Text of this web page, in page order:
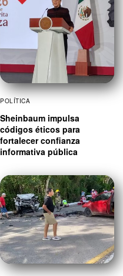
POLÍTICA
Sheinbaum impulsa
códigos éticos para
fortalecer confianza
informativa pública